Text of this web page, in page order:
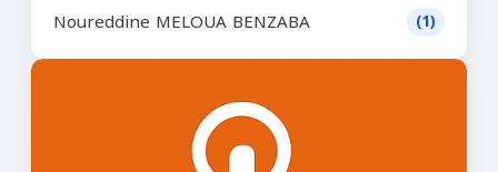
Noureddine MELOUA BENZABA (1)